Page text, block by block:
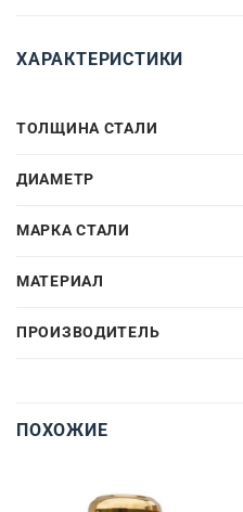
ХАРАКТЕРИСТИКИ
ТОЛЩИНА СТАЛИ
ДИАМЕТР
МАРКА СТАЛИ
МАТЕРИАЛ
ПРОИЗВОДИТЕЛЬ
ПОХОЖИЕ